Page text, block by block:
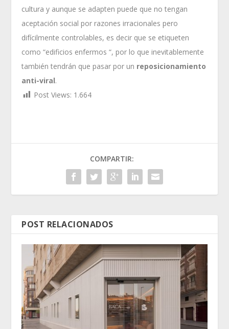
cultura y aunque se adapten puede que no tengan
aceptación social por razones irracionales pero
difícilmente controlables, es decir que se etiqueten
como “edificios enfermos “, por lo que inevitablemente
también tendrán que pasar por un reposicionamiento
anti-viral.
Post Views: 1.664
COMPARTIR:
POST RELACIONADOS